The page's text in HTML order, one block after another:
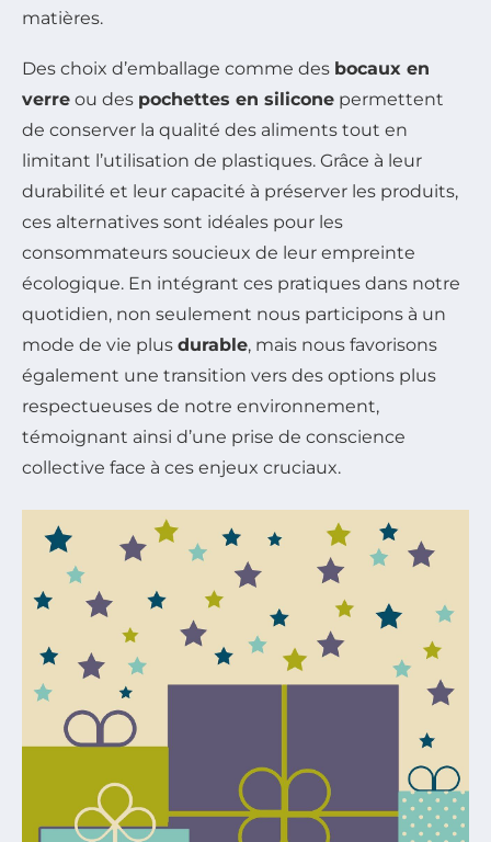
matières.
Des choix d’emballage comme des bocaux en
verre ou des pochettes en silicone permettent
de conserver la qualité des aliments tout en
limitant l’utilisation de plastiques. Grâce à leur
durabilité et leur capacité à préserver les produits,
ces alternatives sont idéales pour les
consommateurs soucieux de leur empreinte
écologique. En intégrant ces pratiques dans notre
quotidien, non seulement nous participons à un
mode de vie plus durable, mais nous favorisons
également une transition vers des options plus
respectueuses de notre environnement,
témoignant ainsi d’une prise de conscience
collective face à ces enjeux cruciaux.